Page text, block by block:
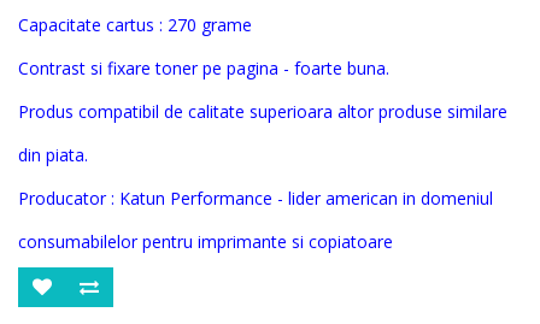
Capacitate cartus : 270 grame
Contrast si fixare toner pe pagina - foarte buna.
Produs compatibil de calitate superioara altor produse similare
din piata.
Producator : Katun Performance - lider american in domeniul
consumabilelor pentru imprimante si copiatoare